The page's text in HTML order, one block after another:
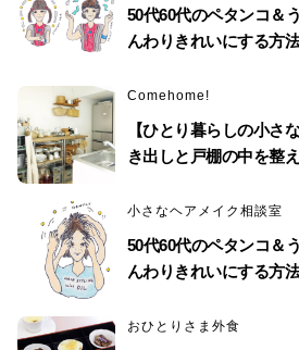
50代60代のペタンコ＆
んわりきれいにする方法
Comehome!
【ひとり暮らしの小さ
き出しと戸棚の中を整
小さなヘアメイク相談室
50代60代のペタンコ＆
んわりきれいにする方法
おひとりさま外食